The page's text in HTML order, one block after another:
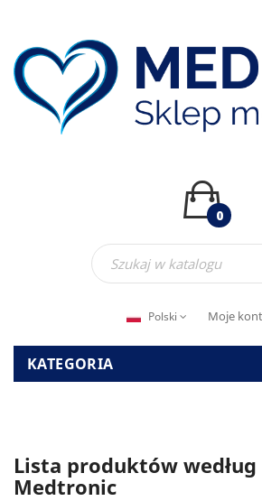
0
Polski Moje
KATEGORIA
Lista produktów
Medtronic